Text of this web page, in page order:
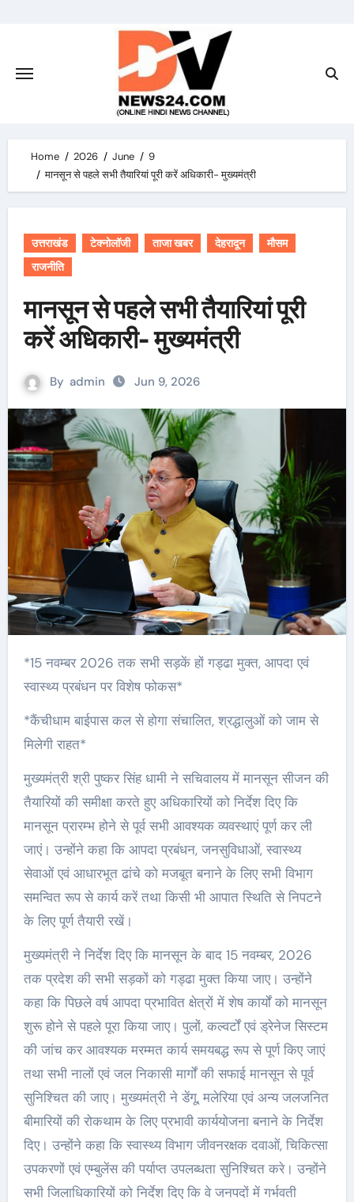
Home 2026 June
9
मानसून से पहले सभी तैयारियां पूरी करें अधिकारी- मुख्यमंत्री
उत्तराखंड टेक्नोलॉजी ताजा खबर देहरादून
मौसम
राजनीति
मानसून से पहले सभी तैयारियां पूरी
करें अधिकारी- मुख्यमंत्री
By admin Jun 9, 2026
*15 नवम्बर 2026 तक सभी सड़कें हों गड्ढा मुक्त, आपदा एवं
स्वास्थ्य प्रबंधन पर विशेष फोकस*
*कैंचीधाम बाईपास कल से होगा संचालित, श्रद्धालुओं को जाम से
मिलेगी राहत*
मुख्यमंत्री श्री पुष्कर सिंह धामी ने सचिवालय में मानसून सीजन की
तैयारियों की समीक्षा करते हुए अधिकारियों को निर्देश दिए कि
मानसून प्रारम्भ होने से पूर्व सभी आवश्यक व्यवस्थाएं पूर्ण कर ली
जाएं। उन्होंने कहा कि आपदा प्रबंधन, जनसुविधाओं, स्वास्थ्य
सेवाओं एवं आधारभूत ढांचे को मजबूत बनाने के लिए सभी विभाग
समन्वित रूप से कार्य करें तथा किसी भी आपात स्थिति से निपटने
के लिए पूर्ण तैयारी रखें।
मुख्यमंत्री ने निर्देश दिए कि मानसून के बाद 15 नवम्बर, 2026
तक प्रदेश की सभी सड़कों को गड्ढा मुक्त किया जाए। उन्होंने
कहा कि पिछले वर्ष आपदा प्रभावित क्षेत्रों में शेष कार्यों को मानसून
शुरू होने से पहले पूरा किया जाए। पुलों, कल्वर्टों एवं ड्रेनेज सिस्टम
की जांच कर आवश्यक मरम्मत कार्य समयबद्ध रूप से पूर्ण किए जाएं
तथा सभी नालों एवं जल निकासी मार्गों की सफाई मानसून से पूर्व
सुनिश्चित की जाए। मुख्यमंत्री ने डेंगू, मलेरिया एवं अन्य जलजनित
बीमारियों की रोकथाम के लिए प्रभावी कार्ययोजना बनाने के निर्देश
दिए। उन्होंने कहा कि स्वास्थ्य विभाग जीवनरक्षक दवाओं, चिकित्सा
उपकरणों एवं एम्बुलेंस की पर्याप्त उपलब्धता सुनिश्चित करे। उन्होंने
सभी जिलाधिकारियों को निर्देश दिए कि वे जनपदों में गर्भवती